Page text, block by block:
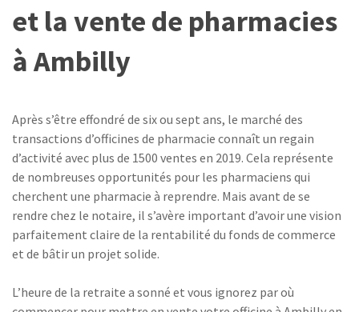
et la vente de pharmacies
à Ambilly
Après s’être effondré de six ou sept ans, le marché des
transactions d’officines de pharmacie connaît un regain
d’activité avec plus de 1500 ventes en 2019. Cela représente
de nombreuses opportunités pour les pharmaciens qui
cherchent une pharmacie à reprendre. Mais avant de se
rendre chez le notaire, il s’avère important d’avoir une vision
parfaitement claire de la rentabilité du fonds de commerce
et de bâtir un projet solide.
L’heure de la retraite a sonné et vous ignorez par où